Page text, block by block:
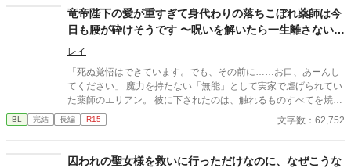
竜帝陛下の愛が重すぎて身代わりの落ちこぼれ薬師は今
日も腰が砕けそうです 〜呪いを解いたら一生離さないと
宣言されました〜
レイ
「死ぬ覚悟はできています。でも、その前に……お口、あーんし
てください」 魔力を持たない「無能」として実家で虐げられてい
た薬師のエリアン。 彼に下されたのは、触れるものすべてを焼き
尽くす「死の竜帝」ヴァレリウスへの、身代わりの婚姻だった。
BL 完結 長編 R15 文字数：62,752
囚われの聖女様を救いに行っただけなのに、なぜこうな